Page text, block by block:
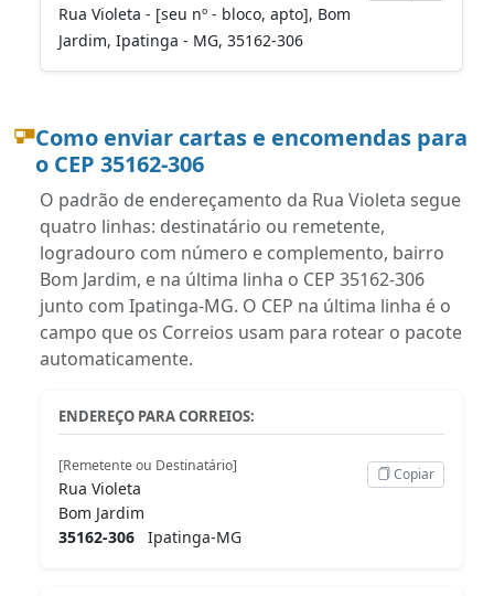
Rua Violeta - [seu nº - bloco, apto], Bom
Jardim, Ipatinga - MG, 35162-306
Como enviar cartas e encomendas para
o CEP 35162-306
O padrão de endereçamento da Rua Violeta segue
quatro linhas: destinatário ou remetente,
logradouro com número e complemento, bairro
Bom Jardim, e na última linha o CEP 35162-306
junto com Ipatinga-MG. O CEP na última linha é o
campo que os Correios usam para rotear o pacote
automaticamente.
ENDEREÇO PARA CORREIOS:
[Remetente ou Destinatário]
Rua Violeta
Bom Jardim
35162-306 Ipatinga-MG
Copiar